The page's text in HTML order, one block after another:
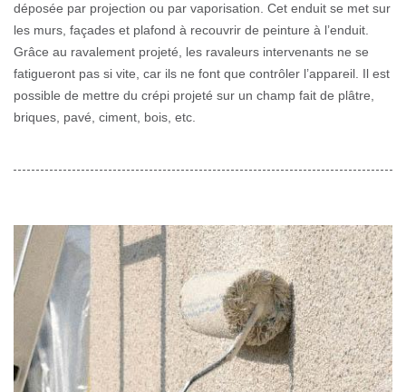
déposée par projection ou par vaporisation. Cet enduit se met sur
les murs, façades et plafond à recouvrir de peinture à l’enduit.
Grâce au ravalement projeté, les ravaleurs intervenants ne se
fatigueront pas si vite, car ils ne font que contrôler l’appareil. Il est
possible de mettre du crépi projeté sur un champ fait de plâtre,
briques, pavé, ciment, bois, etc.